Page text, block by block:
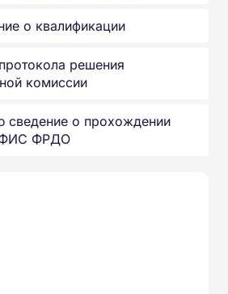
о квалификации
решения
комиссии
сведение о прохождении
ФИС ФРДО